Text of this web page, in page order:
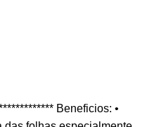
Beneficios: •